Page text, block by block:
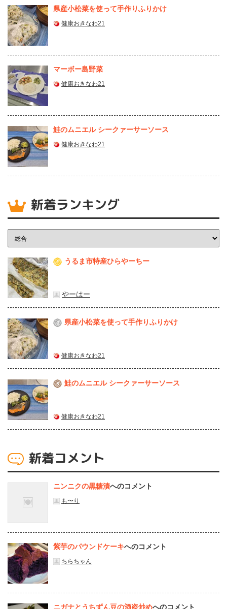
県産⼩松菜を使って⼿作りふりかけ
健康おきなわ21
マーボー島野菜
健康おきなわ21
鮭のムニエル シークァーサーソース
健康おきなわ21
新着ランキング
1 うるま市特産ひらやーちー
やーはー
2 県産⼩松菜を使って⼿作りふりかけ
健康おきなわ21
3 鮭のムニエル シークァーサーソース
健康おきなわ21
新着コメント
ニンニクの黒糖漬へのコメント
も〜り
紫芋のパウンドケーキへのコメント
ちらちゃん
ニガナとうちずん豆の酒盗炒めへのコメント